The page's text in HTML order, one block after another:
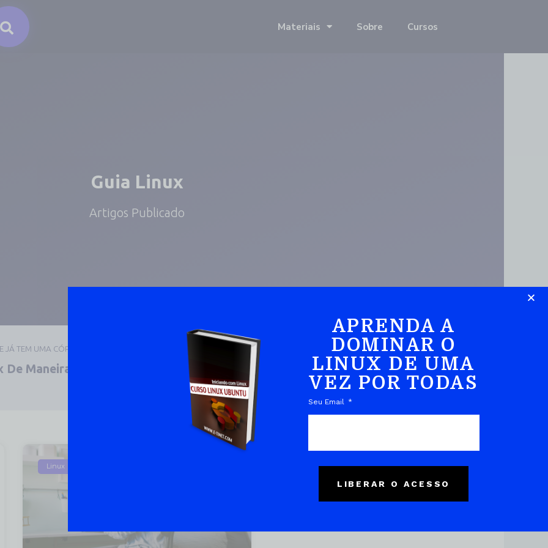
Materiais Sobre Cursos
Guia Linux
Artigos Publicado
JÁ TEM UMA CÓPIA
Maneira Prática E
DOWNLOAD DO EBOOK
Linux
APRENDA A
DOMINAR O
LINUX DE UMA
VEZ POR TODAS
Seu Email
LIBERAR O ACESSO